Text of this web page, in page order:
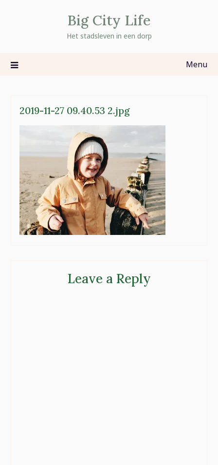
Big City Life
Het stadsleven in een dorp
Menu
2019-11-27 09.40.53 2.jpg
Leave a Reply